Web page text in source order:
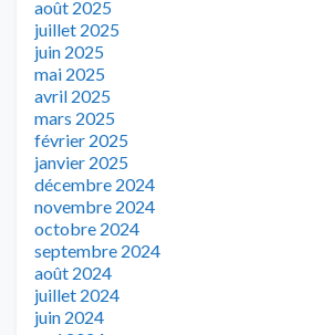
août 2025
juillet 2025
juin 2025
mai 2025
avril 2025
mars 2025
février 2025
janvier 2025
décembre 2024
novembre 2024
octobre 2024
septembre 2024
août 2024
juillet 2024
juin 2024